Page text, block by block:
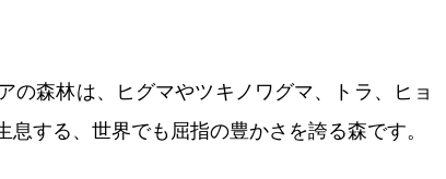
の森林は、ヒグマやツキノワグマ、トラ、ヒョ
する、世界でも屈指の豊かさを誇る森です。